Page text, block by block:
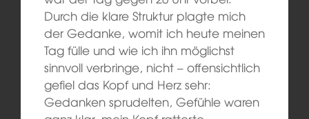
Durch die klare Struktur plagte mich
der Gedanke, womit ich heute meinen
Tag fülle und wie ich ihn möglichst
sinnvoll verbringe, nicht – offensichtlich
gefiel das Kopf und Herz sehr:
Gedanken sprudelten, Gefühle waren